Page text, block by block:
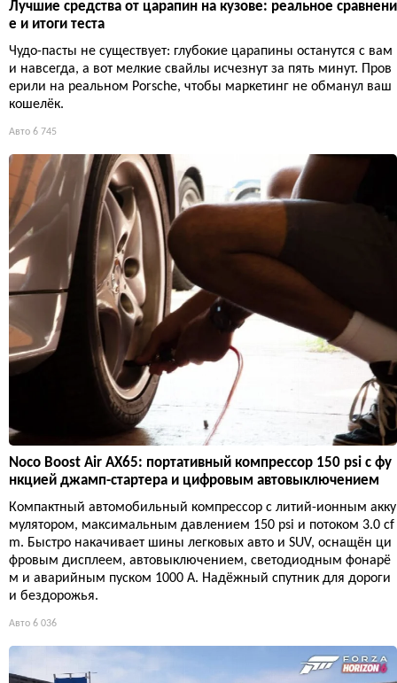
Лучшие средства от царапин на кузове: реальное сравнени
е и итоги теста
Чудо-пасты не существует: глубокие царапины останутся с вам
и навсегда, а вот мелкие свайлы исчезнут за пять минут. Пров
ерили на реальном Porsche, чтобы маркетинг не обманул ваш
кошелёк.
Авто 6 745
Noco Boost Air AX65: портативный компрессор 150 psi с фу
нкцией джамп-стартера и цифровым автовыключением
Компактный автомобильный компрессор с литий-ионным акку
мулятором, максимальным давлением 150 psi и потоком 3.0 cf
m. Быстро накачивает шины легковых авто и SUV, оснащён ци
фровым дисплеем, автовыключением, светодиодным фонарё
м и аварийным пуском 1000 А. Надёжный спутник для дороги
и бездорожья.
Авто 6 036